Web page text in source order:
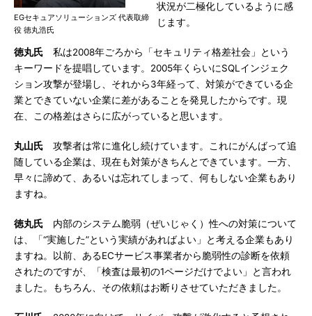
EGセキュアソリューションズ 代表取締
役 徳丸浩氏
状況が二極化しているように感
じます。
徳丸氏 私は2008年ごろから「セキュリティ格差社会」という
キーワードを提唱しています。2005年くらいにSQLインジェク
ション攻撃が登場し、それから3年経って、対策ができている企
業とできていない企業に差があることを発見したからです。現
在、この格差はさらに広がっていると思います。
丸山氏 攻撃者は常に進化し続けています。これにがんばって追
随している企業は、現在も対策がきちんとできています。一方、
早々に諦めて、あるいは忘れてしまって、何もしない企業もあり
ますね。
徳丸氏 内部のシステム脆弱（ぜいじゃく）性への対策について
は、「“実施した”という実績があればよい」と考える企業もあり
ますね。以前、あるECサービス事業者から脆弱性の診断を依頼
されたのですが、「検査は最初の1ページだけでよい」と言われ
ました。もちろん、その依頼はお断りさせていただきました。